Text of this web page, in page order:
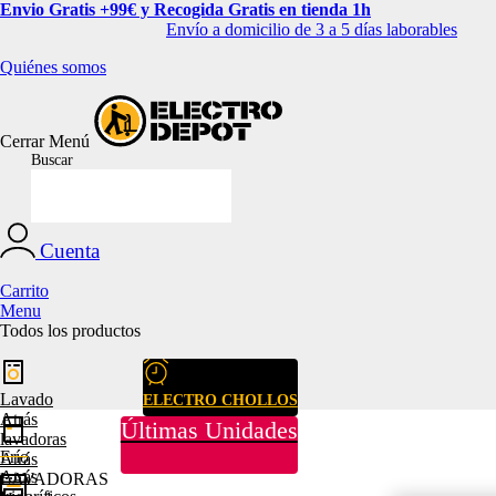
Envio Gratis +99€ y Recogida Gratis en tienda 1h
Envío a domicilio de 3 a 5 días laborables
Quiénes somos
CerrarMenú
Buscar
Cuenta
Carrito
Menu
Todos los productos
ELECTRO CHOLLOS
Últimas Unidades
Lavado
Atrás
lavadoras
Atrás
LAVADORAS
Frío
Atrás